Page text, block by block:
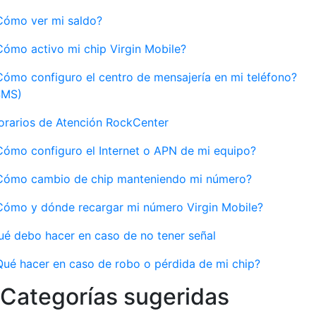
ver mi saldo?
activo mi chip Virgin Mobile?
configuro el centro de mensajería en mi teléfono?
de Atención RockCenter
configuro el Internet o APN de mi equipo?
cambio de chip manteniendo mi número?
y dónde recargar mi número Virgin Mobile?
debo hacer en caso de no tener señal
hacer en caso de robo o pérdida de mi chip?
Categorías sugeridas